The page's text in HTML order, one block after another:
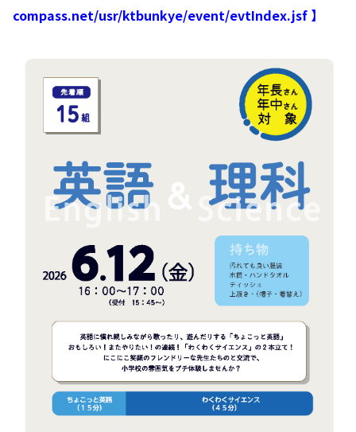
compass.net/usr/ktbunkye/event/evtIndex.jsf 】